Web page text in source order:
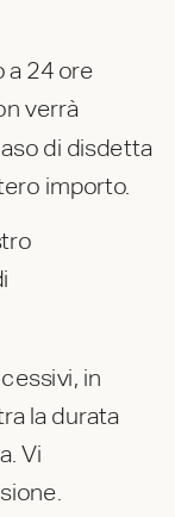
a 24 ore
verrà
di disdetta
importo.
in
la durata
Vi